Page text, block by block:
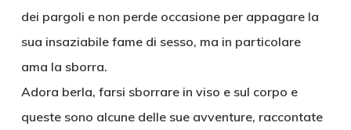
dei pargoli e non perde occasione per appagare la
sua insaziabile fame di sesso, ma in particolare
ama la sborra.
Adora berla, farsi sborrare in viso e sul corpo e
queste sono alcune delle sue avventure, raccontate